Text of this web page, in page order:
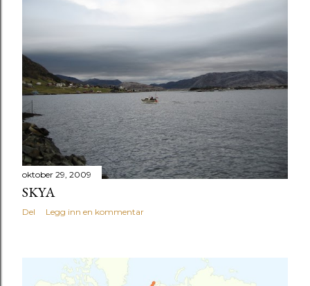
oktober 29, 2009
SKYA
Del Legg inn en kommentar